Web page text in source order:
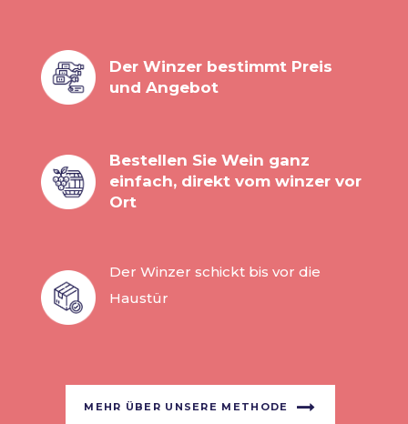
Der Winzer bestimmt Preis
und Angebot
Bestellen Sie Wein ganz
einfach, direkt vom winzer vor
Ort
Der Winzer schickt bis vor die
Haustür
MEHR ÜBER UNSERE METHODE